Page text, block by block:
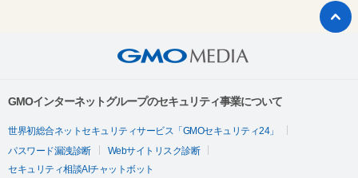
GMOインターネットグループのセキュリティ事業について
世界初総合ネットセキュリティサービス「GMOセキュリティ24」
パスワード漏洩診断
Webサイトリスク診断
セキュリティ相談AIチャットボット